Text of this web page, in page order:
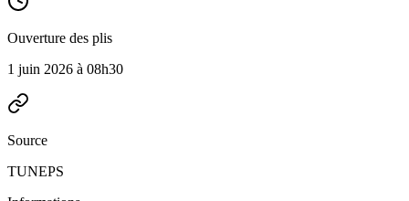
Ouverture des plis
1 juin 2026 à 08h30
Source
TUNEPS